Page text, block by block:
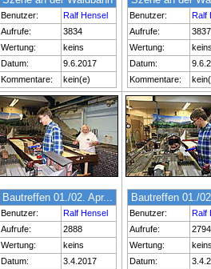
Benutzer:
Ralf Hensel
Aufrufe:
3834
Wertung:
keins
Datum:
9.6.2017
Kommentare:
kein(e)
Benutzer:
Ralf
Aufrufe:
3837
Wertung:
Datum:
Kommentare:
Bautreffen 01./02. Apr...
Benutzer:
Ralf Hensel
Aufrufe:
2888
Wertung:
keins
Datum:
3.4.2017
Bautreffen 01./
Benutzer:
Ralf
Aufrufe:
2794
Wertung:
Datum: